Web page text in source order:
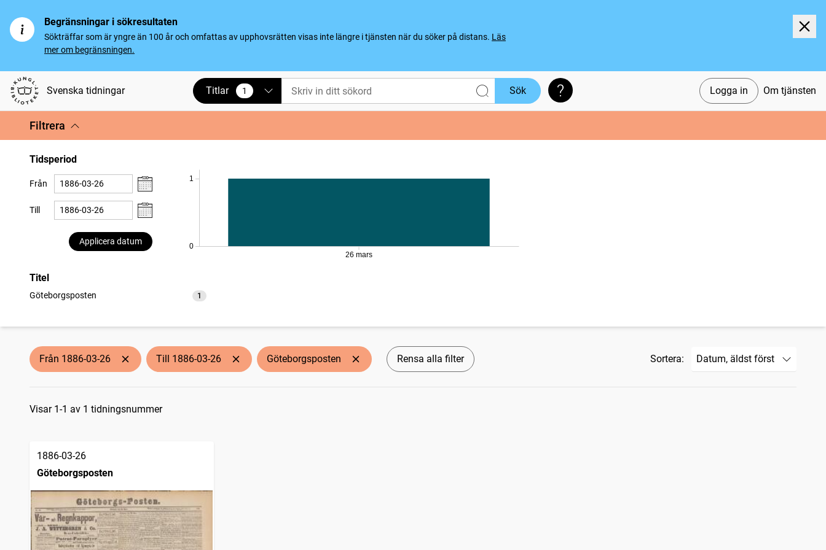
Begränsningar i sökresultaten
Sökträffar som är yngre än 100 år och omfattas av upphovsrätten visas inte längre i tjänsten när du söker på distans. Läs
mer om begränsningen.
Svenska tidningar Logga in Om tjänsten
Titlar 1
vald Sök Söktips
Filtrera
Tidsperiod
Från
Till
Applicera datum
0
1
26 mars
Titel
Göteborgsposten 1
träffar
Från 1886-03-26 Till 1886-03-26 Göteborgsposten Rensa alla filter Sortera:
Sökresultat
Visar 1-1 av 1 tidningsnummer
1886-03-26
Göteborgsposten